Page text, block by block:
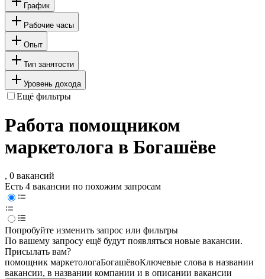
График
Рабочие часы
Опыт
Тип занятости
Уровень дохода
Ещё фильтры
Работа помощником
маркетолога в Богашёве
, 0 вакансий
Есть 4 вакансии по похожим запросам
Попробуйте изменить запрос или фильтры
По вашему запросу ещё будут появляться новые вакансии.
Присылать вам?
помощник маркетологаБогашёвоКлючевые слова в названии
вакансии, в названии компании и в описании вакансии